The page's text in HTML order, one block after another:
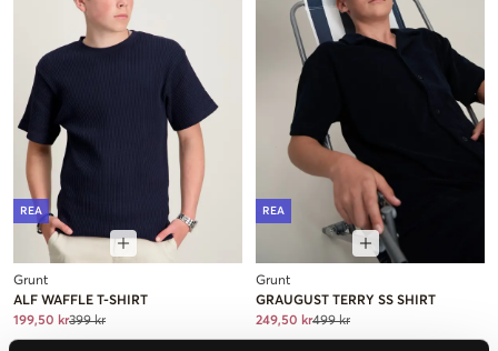
REA
Grunt
ALF WAFFLE T-SHIRT
199,50 kr399 kr
REA
Grunt
GRAUGUST TERRY SS SHIRT
249,50 kr499 kr